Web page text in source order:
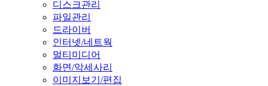
디스크관리
파일관리
드라이버
인터넷/네트웍
멀티미디어
화면/악세사리
이미지보기/편집